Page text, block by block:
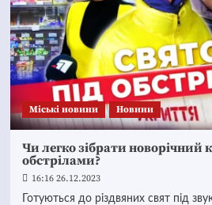
Mіські новини Новини
Чи легко зібрати новорічний
обстрілами?
16:16 26.12.2023
Готуються до різдвяних свят під